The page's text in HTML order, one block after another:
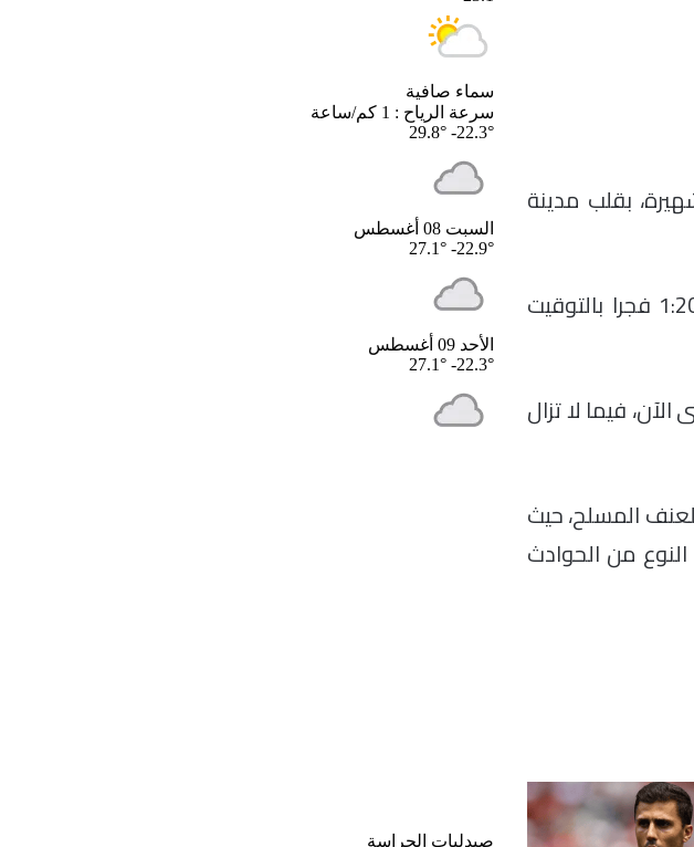
بقلب مدينة
وأوضحت شبكة “سي إن إن” الإخبارية أن إطلاق النار وقع في حدود الساعة 1:20 فجرا بالتوقيت
فيما لا تزال
المسلح، حيث
23 في المائة في هذا النوع من الحوادث